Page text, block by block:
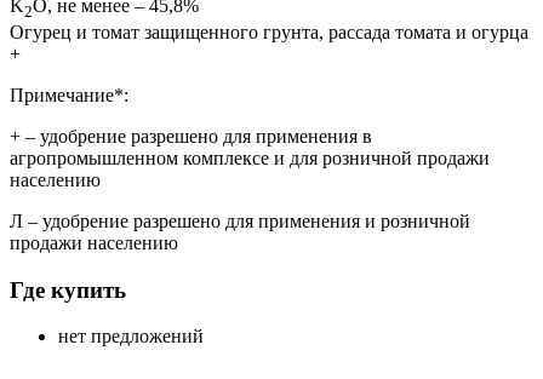
K2O, не менее – 45,8%
Огурец и томат защищенного грунта, рассада томата и огурца
+
Примечание*:
+ – удобрение разрешено для применения в
агропромышленном комплексе и для розничной продажи
населению
Л – удобрение разрешено для применения и розничной
продажи населению
Где купить
нет предложений